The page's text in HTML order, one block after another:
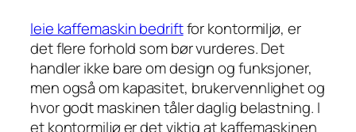
leie kaffemaskin bedriftfor kontormiljø, er
det flere forhold som bør vurderes. Det
handler ikke bare om design og funksjoner,
men også om kapasitet, brukervennlighet og
hvor godt maskinen tåler daglig belastning. I
et kontormiljø er det viktig at kaffemaskinen